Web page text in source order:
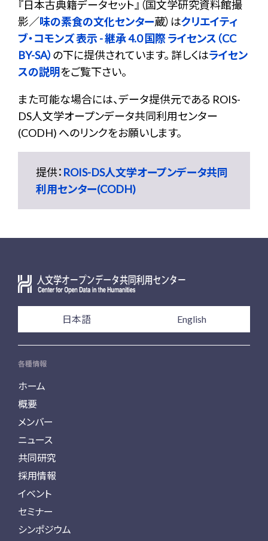
『日本古典籍データセット 』（国文学研究資料館撮
影／味の素食の文化センター蔵）はクリエイティ
ブ・コモンズ 表示 - 継承 4.0 国際 ライセンス（CC
BY-SA） の下に提供されています。 詳しくはライセン
スの説明をご覧下さい。
また可能な場合には、データ提供元である ROIS-
DS人文学オープンデータ共同利用センター
(CODH) へのリンクをお願いします。
提供： ROIS-DS人文学オープンデータ共同
利用センター(CODH)
日本語 English
各種情報
ホーム
概要
メンバー
ニュース
共同研究
採用情報
イベント
セミナー
シンポジウム